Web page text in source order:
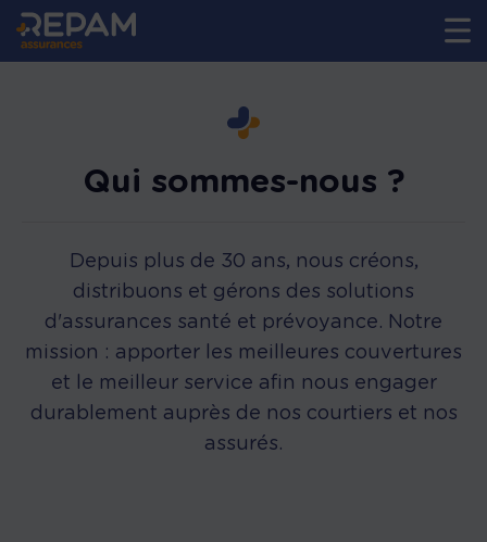
Qui sommes-nous ?
Depuis plus de 30 ans, nous créons,
distribuons et gérons des solutions
d'assurances santé et prévoyance. Notre
mission : apporter les meilleures couvertures
et le meilleur service afin nous engager
durablement auprès de nos courtiers et nos
assurés.